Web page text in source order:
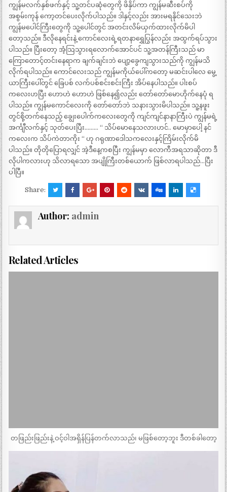
ကျွန်မလက်နှစ်ဖက်နှင့် သူ့တင်ပဆုံတွေကို ဖိနှိပ်ကာ ကျွန်မဆီးစပ်ကို
အစွမ်းကုန် ကော့တင်ပေးလိုက်ပါသည်။ ဒါနှင့်လည်း အားမရနိုင်သေးဘဲ
ကျွန်မပေါင်ကြီးတွေကို သူ့ပေါင်တွင် အတင်းလိမ်ယှက်ထားလိုက်မိပါ
တော့သည်။ ဒီလိုနေရင်းနဲ့ ကောင်လေးရဲ့ရတနာရွှေပြွန်လည်း အထွက်ရပ်သွား
ပါသည်။ ပြီးတော့ အံ့သြသွားရလောက်အောင်ပင် သူ့အတန်ကြီးသည် မာ
ကြောတောင့်တင်းနေရာက ချက်ချင်းဘဲ ပျော့ခွေကျသွားသည်ကို ကျွန်မသိ
လိုက်ရပါသည်။ ကောင်လေးသည် ကျွန်မကိုယ်ပေါ်ကတော့ မဆင်းပါလေ မွေ့
ယာကြီးပေါ်တွင် ခြေပစ် လက်ပစ်စင်းစင်းကြီး အိပ်နေပါသည်။ ပါးစပ်
ကလေးဟပြီး ဟောဟဲ ဟောဟဲ ဖြစ်နေ၍လည်း တော်တော်မောဟိုက်နေပုံ ရ
ပါသည်။ ကျွန်မကောင်လေးကို တော်တော်ဘဲ သနားသွားမိပါသည်။ သူ့နဖူး
တွင်စို့တက်နေသည့် ချွေးပေါက်ကလေးတွေကို ကျင်ကျင်နာနာကြီးပဲ ကျွန်မရဲ့
အင်္ကျီလက်နှင့် သုတ်ပေးပြီး……… “ သိပ်မောနေသလားဟင်.. မောမှာပေါ့ နင်
ကလေးက သိပ်ကဲတာကိုး “ ဟု ဂရုဏာဒေါသကလေးနှင့်ကြိမ်းလိုက်မိ
ပါသည်။ တိုတိုပြောရလျှင် အဲ့ဒီနေ့ကစပြီး ကျွန်မမှာ လောကီအရသာဆိုတာ ဒီ
လိုပါကလားဟု သိလာရသော အပျိုကြီးတစ်ယောက် ဖြစ်လာရပါသည်…ပြီး
ပါပြီ။
Share:
Author: admin
Related Articles
တဖြည်းဖြည်းနဲ့ ဝင့်ဝါအရှိန်ပြန်တက်လာသည်၊ မဖြစ်တော့ဘူး ဒီတစ်ခါတော့